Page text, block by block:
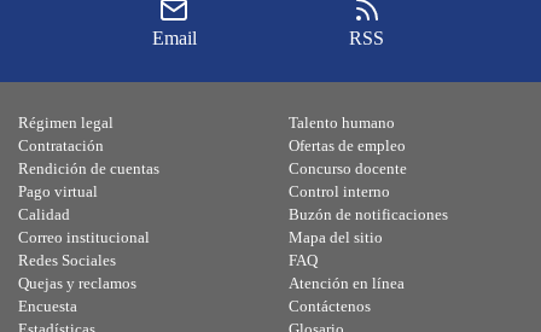
Email RSS
Régimen legal
Contratación
Rendición de cuentas
Pago virtual
Calidad
Talento humano
Ofertas de empleo
Concurso docente
Control interno
Buzón de notificaciones
Correo institucional
Redes Sociales
Quejas y reclamos
Encuesta
Mapa del sitio
FAQ
Atención en línea
Contáctenos